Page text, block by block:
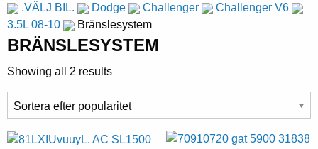
.VÄLJ BIL.
Dodge Challenger
Challenger V6
3.5L 08-10
Bränslesystem
BRÄNSLESYSTEM
Showing all 2 results